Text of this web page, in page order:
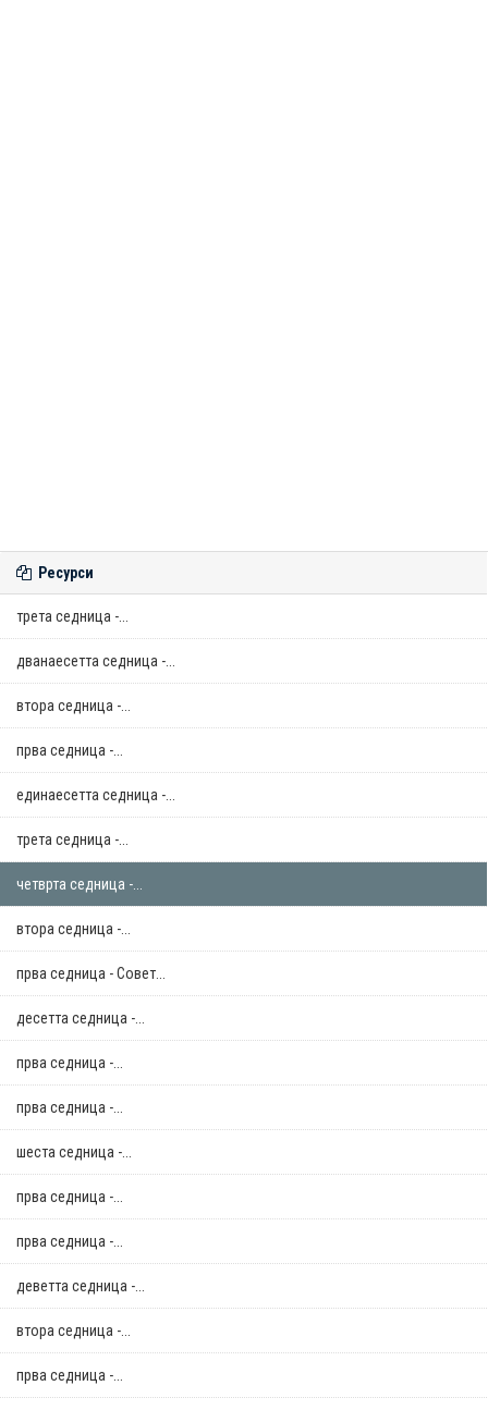
Ресурси
трета седница -...
дванаесетта седница -...
втора седница -...
прва седница -...
единаесетта седница -...
трета седница -...
четврта седница -...
втора седница -...
прва седница - Совет...
десетта седница -...
прва седница -...
прва седница -...
шеста седница -...
прва седница -...
прва седница -...
деветта седница -...
втора седница -...
прва седница -...